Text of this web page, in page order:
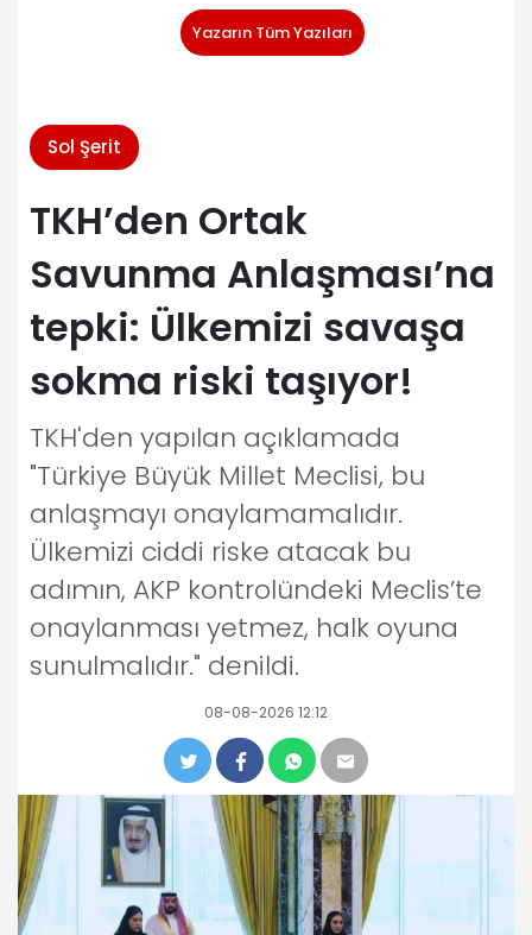
Yazarın Tüm Yazıları
Sol Şerit
TKH’den Ortak
Savunma Anlaşması’na
tepki: Ülkemizi savaşa
sokma riski taşıyor!
TKH'den yapılan açıklamada
"Türkiye Büyük Millet Meclisi, bu
anlaşmayı onaylamamalıdır.
Ülkemizi ciddi riske atacak bu
adımın, AKP kontrolündeki Meclis’te
onaylanması yetmez, halk oyuna
sunulmalıdır." denildi.
08-08-2026 12:12